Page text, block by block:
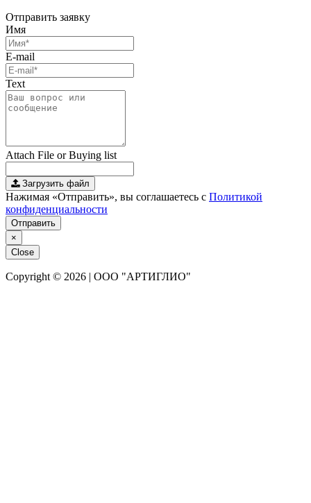
Отправить заявку
Имя
E-mail
Text
Attach File or Buying list
Загрузить файл
Нажимая «Отправить», вы соглашаетесь с Политикой
конфиденциальности
Отправить
×
Close
Copyright © 2026 | ООО "АРТИГЛИО"